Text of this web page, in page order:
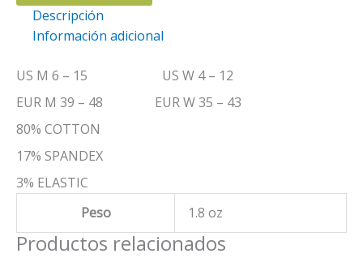
Descripción
Información adicional
US M 6 – 15 US W 4 – 12
EUR M 39 – 48 EUR W 35 – 43
80% COTTON
17% SPANDEX
3% ELASTIC
Peso
1.8 oz
Productos relacionados